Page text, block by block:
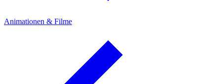
Animationen & Filme